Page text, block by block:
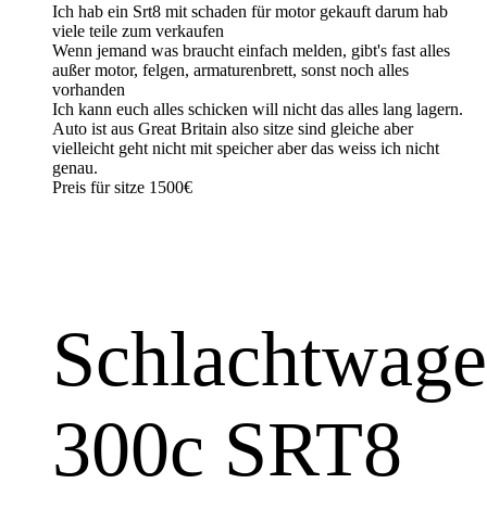
Ich hab ein Srt8 mit schaden für motor gekauft darum hab
viele teile zum verkaufen
Wenn jemand was braucht einfach melden, gibt's fast alles
außer motor, felgen, armaturenbrett, sonst noch alles
vorhanden
Ich kann euch alles schicken will nicht das alles lang lagern.
Auto ist aus Great Britain also sitze sind gleiche aber
vielleicht geht nicht mit speicher aber das weiss ich nicht
genau.
Preis für sitze 1500€
300c SRT8